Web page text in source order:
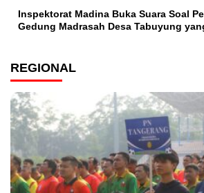
Inspektorat Madina Buka Suara Soal
Gedung Madrasah Desa Tabuyung
REGIONAL